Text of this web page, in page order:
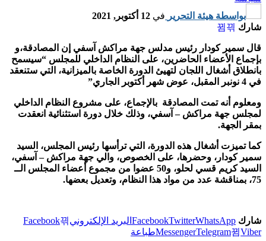
بواسطة هيئة التحرير في 12 أكتوبر, 2021
شارك
قال سمير كودار رئيس مدلس جهة مراكش آسفي إن المصادقة،و
بإجماع الأعضاء الحاضرين، على النظام الداخلي للمجلس “سيسمح
بانطلاق أشغال اللجان لتهيئ الدورة الخاصة بالميزانية، التي ستنعقد
في 4 نونبر المقبل، عوض شهر أكتوبر الجاري”
ومعلوم أنه تمت المصادقة بالإجماع، على مشروع النظام الداخلي
لمجلس جهة مراكش – آسفي، وذلك خلال دورة استثنائية انعقدت
بمقر الجهة.
كما تميزت أشغال هذه الدورة، التي ترأسها رئيس المجلس، السيد
سمير كودار، وحضرها، على الخصوص، والي جهة مراكش – آسفي،
السيد كريم قسي لحلو، و50 عضوا من مجموع أعضاء المجلس الــ
75، بمناقشة عدد من مواد هذا النظام، وتعديل بعضها.
شارك FacebookTwitterWhatsApp البريد الإلكتروني
Facebook
MessengerTelegram Viber طباعة